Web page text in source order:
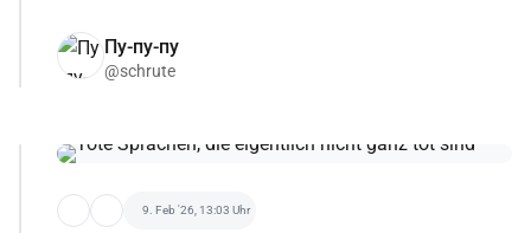
Пу-пу-пу
@schrute
9. Feb '26, 13:03 Uhr